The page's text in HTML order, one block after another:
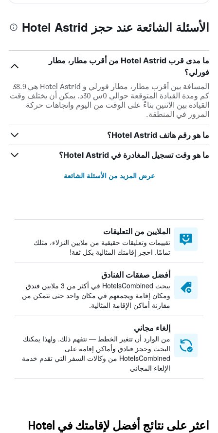
الأسئلة الشائعة عند حجز Hotel Astrid
ما مدى قرب Hotel Astrid من أقرب مطار، مطار
فورلي؟
المسافة بين أقرب مطار، مطار فورلي و Hotel Astrid هي 38.9
كم ومدة القيادة المتوقعة حوالي 0س 30د. يمكن أن يختلف وقت
القيادة بين الاثنين بناءً على الوقت من اليوم واتجاهات حركة
المرور في المنطقة.
ما هو رقم هاتف Hotel Astrid؟
ما هو وقت تسجيل المغادرة في Hotel Astrid؟
عرض المزيد من الأسئلة الشائعة
الملايين من التعليقات
تقييمات وتعليقات حقيقية من ملايين النزلاء، مثلك
تمامًا. احجز إقامتك المثالية بكل ثقة!
أفضل صفقات الفنادق
يبحث HotelsCombined في أكثر من 3 ملايين فندق
ومكان إقامة ويجمعهم في مكان واحد حتى تتمكن من
مقارنة أماكن الإقامة المثالية.
إلغاء مجاني
من الوارد أن تتغير الخطط — نتفهم ذلك. ولهذا يمكنك
البحث وحجز فنادق وأماكن إقامة على
HotelsCombined من وكالات السفر التي تقدم خدمة
الإلغاء المجاني
اعثر على نتائج أفضل لإقامتك في Hotel